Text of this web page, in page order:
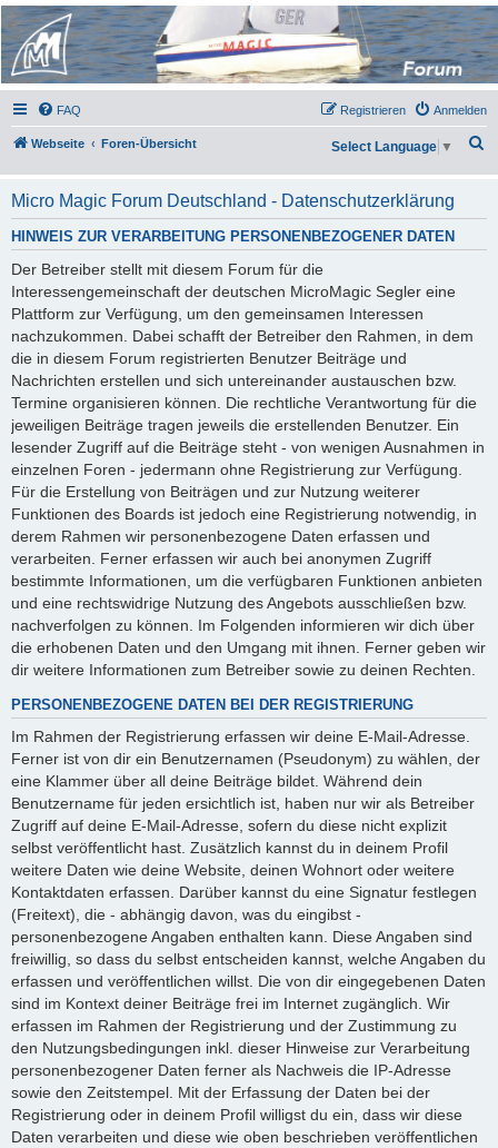
Micro Magic Forum
Deutschland
FAQ Anmelden
Registrieren
Webseite Foren-Übersicht
h
e
Select Language ▼
Micro Magic Forum Deutschland - Datenschutzerklärung
HINWEIS ZUR VERARBEITUNG PERSONENBEZOGENER DATEN
Der Betreiber stellt mit diesem Forum für die
Interessengemeinschaft der deutschen MicroMagic Segler eine
Plattform zur Verfügung, um den gemeinsamen Interessen
nachzukommen. Dabei schafft der Betreiber den Rahmen, in dem
die in diesem Forum registrierten Benutzer Beiträge und
Nachrichten erstellen und sich untereinander austauschen bzw.
Termine organisieren können. Die rechtliche Verantwortung für die
jeweiligen Beiträge tragen jeweils die erstellenden Benutzer. Ein
lesender Zugriff auf die Beiträge steht - von wenigen Ausnahmen in
einzelnen Foren - jedermann ohne Registrierung zur Verfügung.
Für die Erstellung von Beiträgen und zur Nutzung weiterer
Funktionen des Boards ist jedoch eine Registrierung notwendig, in
derem Rahmen wir personenbezogene Daten erfassen und
verarbeiten. Ferner erfassen wir auch bei anonymen Zugriff
bestimmte Informationen, um die verfügbaren Funktionen anbieten
und eine rechtswidrige Nutzung des Angebots ausschließen bzw.
nachverfolgen zu können. Im Folgenden informieren wir dich über
die erhobenen Daten und den Umgang mit ihnen. Ferner geben wir
dir weitere Informationen zum Betreiber sowie zu deinen Rechten.
PERSONENBEZOGENE DATEN BEI DER REGISTRIERUNG
Im Rahmen der Registrierung erfassen wir deine E-Mail-Adresse.
Ferner ist von dir ein Benutzernamen (Pseudonym) zu wählen, der
eine Klammer über all deine Beiträge bildet. Während dein
Benutzername für jeden ersichtlich ist, haben nur wir als Betreiber
Zugriff auf deine E-Mail-Adresse, sofern du diese nicht explizit
selbst veröffentlicht hast. Zusätzlich kannst du in deinem Profil
weitere Daten wie deine Website, deinen Wohnort oder weitere
Kontaktdaten erfassen. Darüber kannst du eine Signatur festlegen
(Freitext), die - abhängig davon, was du eingibst -
personenbezogene Angaben enthalten kann. Diese Angaben sind
freiwillig, so dass du selbst entscheiden kannst, welche Angaben du
erfassen und veröffentlichen willst. Die von dir eingegebenen Daten
sind im Kontext deiner Beiträge frei im Internet zugänglich. Wir
erfassen im Rahmen der Registrierung und der Zustimmung zu
den Nutzungsbedingungen inkl. dieser Hinweise zur Verarbeitung
personenbezogener Daten ferner als Nachweis die IP-Adresse
sowie den Zeitstempel. Mit der Erfassung der Daten bei der
Registrierung oder in deinem Profil willigst du ein, dass wir diese
Daten verarbeiten und diese wie oben beschrieben veröffentlichen